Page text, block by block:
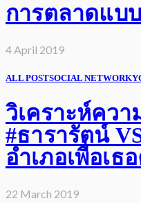
การตลาดแบ
4 April 2019
ALL POSTSOCIAL NETWORK
วิเคราะห์ควา
#ธารารัตน์
อำเภอเพื่อเธ
22 March 2019